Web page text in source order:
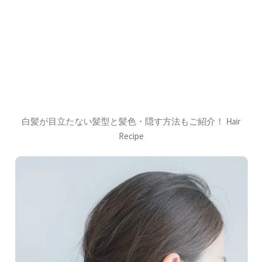
白髪が目立たない髪型と髪色・隠す方法もご紹介！ Hair
Recipe